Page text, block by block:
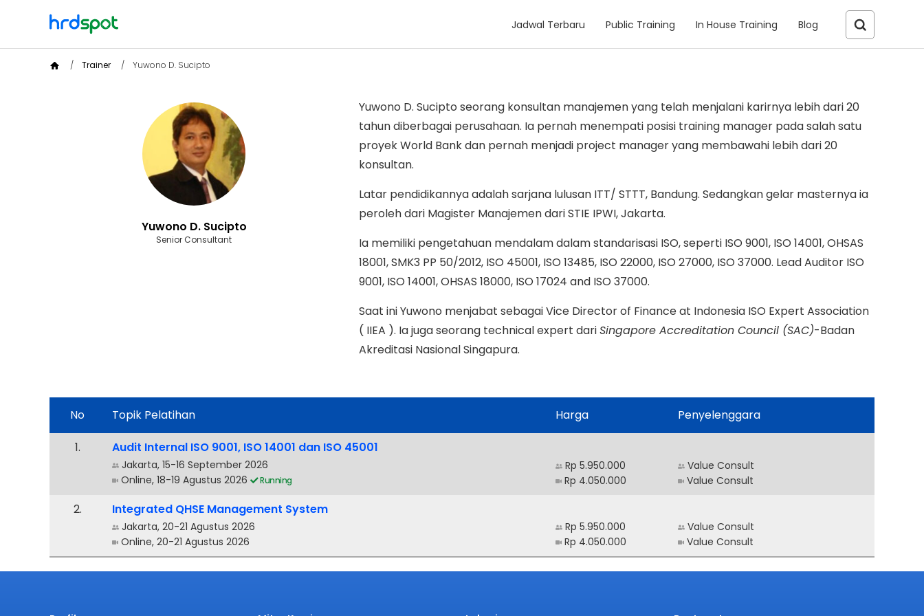
Jadwal Terbaru Public Training In House Training Blog
Trainer Yuwono D. Sucipto
Yuwono D. Sucipto
Senior Consultant
Yuwono D. Sucipto seorang konsultan manajemen yang telah menjalani karirnya lebih dari 20
tahun diberbagai perusahaan. Ia pernah menempati posisi training manager pada salah satu
proyek World Bank dan pernah menjadi project manager yang membawahi lebih dari 20
konsultan.
Latar pendidikannya adalah sarjana lulusan ITT/ STTT, Bandung. Sedangkan gelar masternya ia
peroleh dari Magister Manajemen dari STIE IPWI, Jakarta.
Ia memiliki pengetahuan mendalam dalam standarisasi ISO, seperti ISO 9001, ISO 14001, OHSAS
18001, SMK3 PP 50/2012, ISO 45001, ISO 13485, ISO 22000, ISO 27000, ISO 37000. Lead Auditor ISO
9001, ISO 14001, OHSAS 18000, ISO 17024 and ISO 37000.
Saat ini Yuwono menjabat sebagai Vice Director of Finance at Indonesia ISO Expert Association
( IIEA ). Ia juga seorang technical expert dariSingapore Accreditation Council (SAC)-Badan
Akreditasi Nasional Singapura.
No Topik Pelatihan Harga Penyelenggara
. Audit Internal ISO 9001, ISO 14001 dan ISO 45001
Jakarta, 15-16 September 2026
Online, 18-19 Agustus 2026
Running
Rp 5.950.000
Rp 4.050.000
Value Consult
Value Consult
. Integrated QHSE Management System
Jakarta, 20-21 Agustus 2026
Online, 20-21 Agustus 2026
Rp 5.950.000
Rp 4.050.000
Value Consult
Value Consult